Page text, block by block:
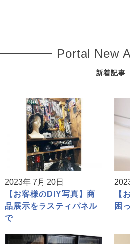
Portal New
新着記事
2023年 7月 20日
【お客様のDIY写真】商
品展示をラスティパネル
で
【
困